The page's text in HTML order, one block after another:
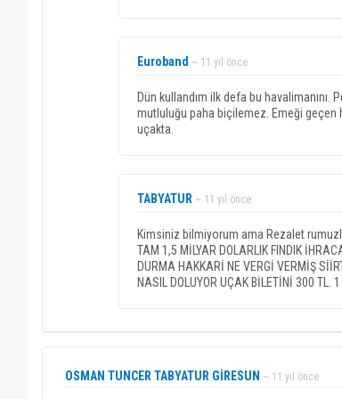
Euroband ~ 11 yıl önce
Dün kullandım ilk defa bu havalimanını.
mutluluğu paha biçilemez. Emeği geçen
uçakta.
TABYATUR ~ 11 yıl önce
Kimsiniz bilmiyorum ama Rezalet rumuzlu
TAM 1,5 MİLYAR DOLARLIK FINDIK
DURMA HAKKARİ NE VERGİ VERMİŞ
NASIL DOLUYOR UÇAK BİLETİNİ 300 TL.
OSMAN TUNCER TABYATUR GİRESUN ~ 11 yıl önce